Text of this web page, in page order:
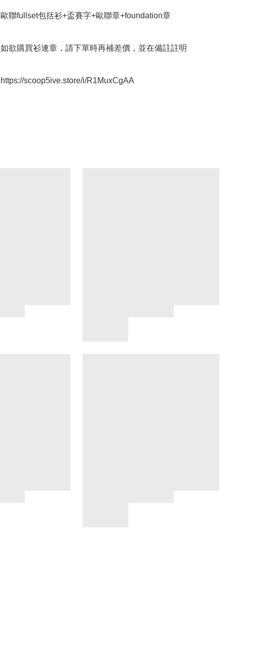
歐聯fullset包括衫+盃賽字+歐聯章+foundation章
如欲購買衫連章，請下單時再補差價，並在備註註明
https://scoop5ive.store/i/R1MuxCgAA